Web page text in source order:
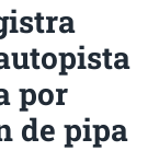
por
de pipa